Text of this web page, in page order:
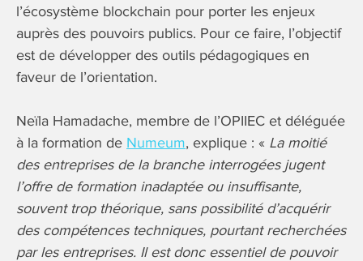
l’écosystème blockchain pour porter les enjeux
auprès des pouvoirs publics. Pour ce faire, l’objectif
est de développer des outils pédagogiques en
faveur de l’orientation.
Neïla Hamadache, membre de l’OPIIEC et déléguée
à la formation de Numeum, explique : « La moitié
des entreprises de la branche interrogées jugent
l’offre de formation inadaptée ou insuffisante,
souvent trop théorique, sans possibilité d’acquérir
des compétences techniques, pourtant recherchées
par les entreprises. Il est donc essentiel de pouvoir